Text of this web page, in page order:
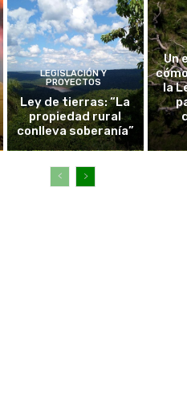
LEGISLACIÓN Y
PROYECTOS
Ley de tierras: “La
propiedad rural
conlleva soberanía”
Un
la